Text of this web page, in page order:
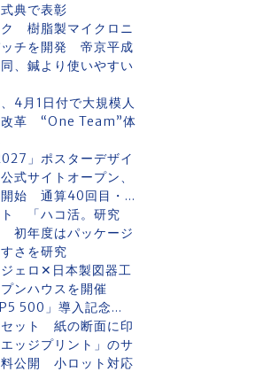
典で表彰
ク 樹脂製マイクロニ
ッチを開発 帝京平成
、鍼より使いやすい
4月1日付で大規模人
改革 “One Team”体
」ポスターデザイ
式サイトオープン、
開始 通算40回目・...
ト 「ハコ活。研究
初年度はパッケージ
さを研究
ジェロ✕日本製図器工
ンハウスを開催
500」導入記念...
ット 紙の断面に印
ッジプリント」のサ
料公開 小ロット対応